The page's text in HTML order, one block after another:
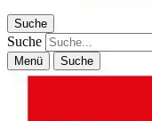
Suche
Suche
Menü Suche